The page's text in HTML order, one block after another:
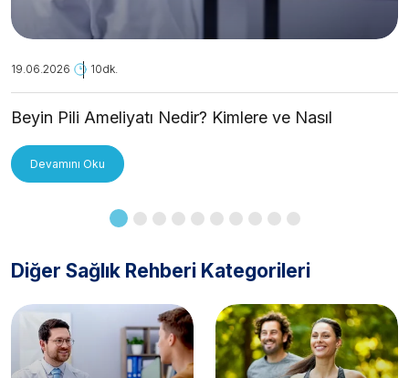
19.06.2026 10dk.
Beyin Pili Ameliyatı Nedir? Kimlere ve Nasıl
Devamını Oku
Diğer Sağlık Rehberi Kategorileri